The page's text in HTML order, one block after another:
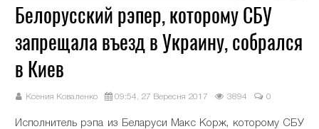
Белорусский рэпер, которому СБУ
запрещала въезд в Украину, собрался
в Киев
Ксения Коваленко 09:54, 27 Вересня 2017 3894 0
Исполнитель рэпа из Беларуси Макс Корж, которому СБУ